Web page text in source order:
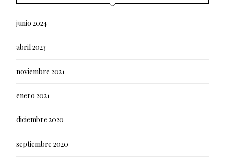
junio 2024
abril 2023
noviembre 2021
enero 2021
diciembre 2020
septiembre 2020